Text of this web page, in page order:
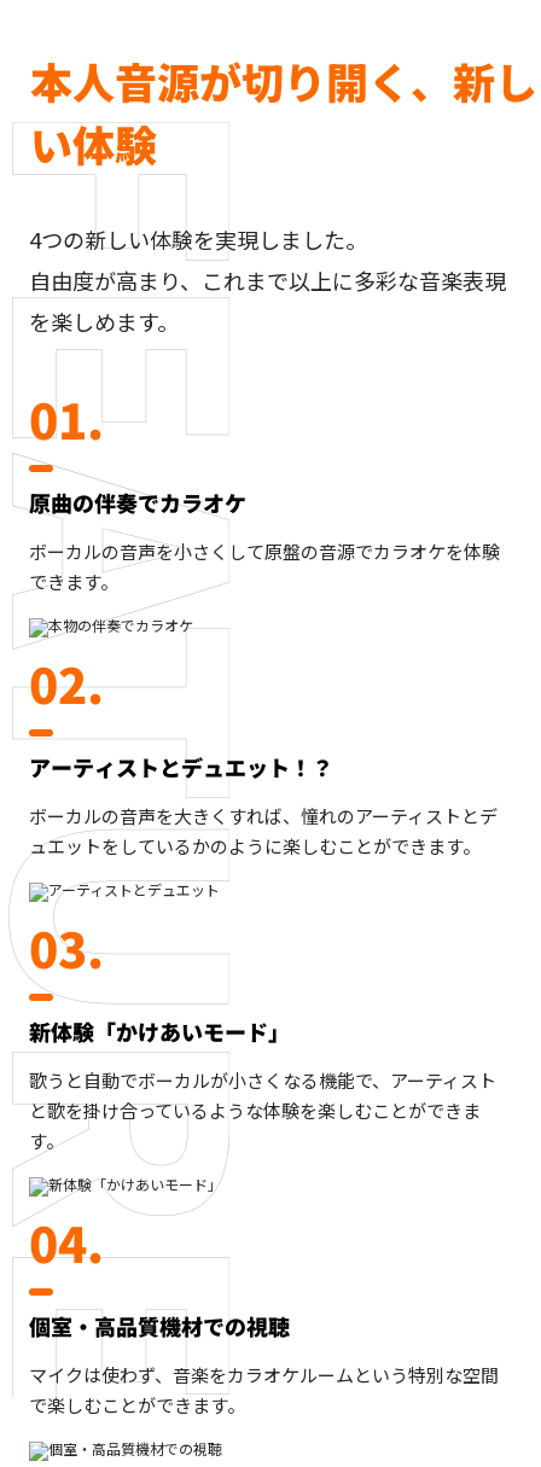
本人音源が切り開く、新し
い体験
4つの新しい体験を実現しました。
自由度が高まり、これまで以上に多彩な音楽表現
を楽しめます。
01.
原曲の伴奏でカラオケ
ボーカルの音声を小さくして原盤の音源でカラオケを体験
できます。
02.
アーティストとデュエット！？
ボーカルの⾳声を大きくすれば、憧れのアーティストとデ
ュエットをしているかのように楽しむことができます。
03.
新体験「かけあいモード」
歌うと自動でボーカルが小さくなる機能で、アーティスト
と歌を掛け合っているような体験を楽しむことができま
す。
04.
個室・高品質機材での視聴
マイクは使わず、音楽をカラオケルームという特別な空間
で楽しむことができます。